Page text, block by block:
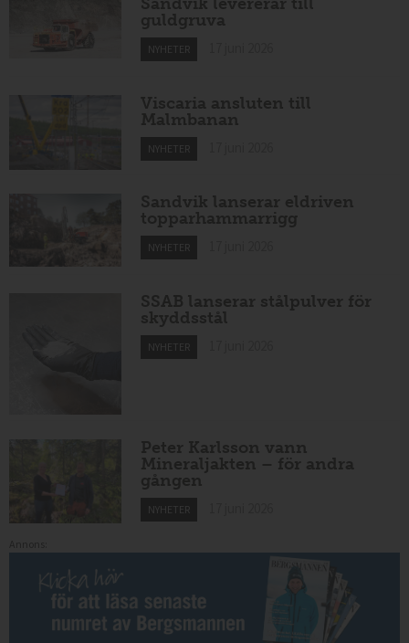
guldgruva
NYHETER
Viscaria ansluten till
Malmbanan
NYHETER
Sandvik lanserar eldriven
topparhammarrigg
NYHETER
SSAB lanserar stålpulver för
skyddsstål
NYHETER
Peter Karlsson vann
Mineraljakten – för andra
gången
NYHETER